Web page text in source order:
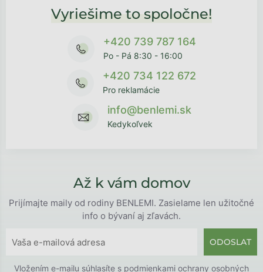
Vyriešime to spoločne!
+420 739 787 164
Po - Pá 8:30 - 16:00
+420 734 122 672
Pro reklamácie
info@benlemi.sk
Kedykoľvek
Až k vám domov
Prijímajte maily od rodiny BENLEMI. Zasielame len užitočné
info o bývaní aj zľavách.
ODOSLAT
Vložením e-mailu súhlasíte s podmienkami ochrany osobných